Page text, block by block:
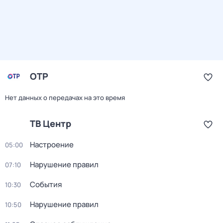
ОТР
Нет данных о передачах на это время
ТВ Центр
05:00 Настроение
07:10 Нарушение правил
10:30 События
10:50 Нарушение правил